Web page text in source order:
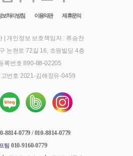
보처리방침 이용약관 제휴문의
| 개인정보 보호책임자 : 류승찬
논현로 72길 16, 초원빌딩 4층
록번호 890-88-02205
번호 2021-김해장유-0459
8814-0779 / 010-8814-0779
팀 010-9160-0779